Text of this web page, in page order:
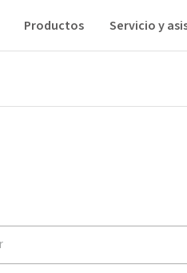
Productos Servicio y